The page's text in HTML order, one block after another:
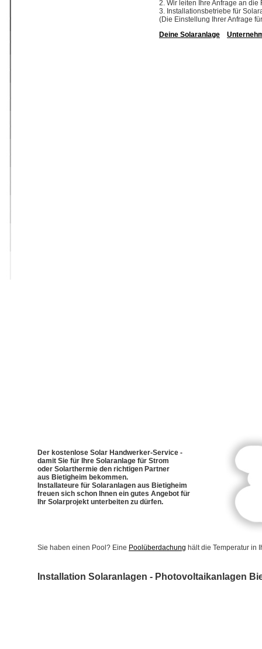
2. Wir leiten Ihre Anfrage an
3. Installationsbetriebe für
(Die Einstellung Ihrer Anfrage
Deine Solaranlage
Der kostenlose Solar Handwerker-Service -
damit Sie für Ihre Solaranlage für Strom
oder Solarthermie den richtigen Partner
aus Bietigheim bekommen.
Installateure für Solaranlagen aus Bietigheim
freuen sich schon Ihnen ein gutes Angebot für
Ihr Solarprojekt unterbeiten zu dürfen.
Sie haben einen Pool? Eine Poolüberdachung hält die Temperatur in
Installation Solaranlagen - Photovoltaikanlagen